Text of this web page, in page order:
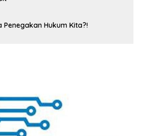
Penegakan Hukum Kita?!